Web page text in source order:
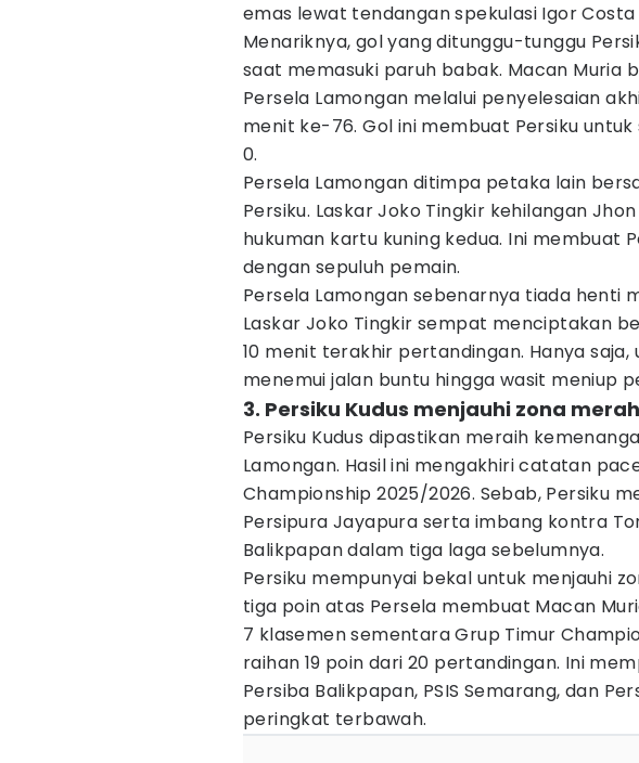
emas lewat tendangan spekulasi Igor
Menariknya, gol yang ditunggu-tunggu
saat memasuki paruh babak. Macan Muria
Persela Lamongan melalui penyelesaian
menit ke-76. Gol ini membuat Persiku
0.
Persela Lamongan ditimpa petaka lain
Persiku. Laskar Joko Tingkir kehilangan
hukuman kartu kuning kedua. Ini membuat
dengan sepuluh pemain.
Persela Lamongan sebenarnya tiada henti
Laskar Joko Tingkir sempat menciptakan
10 menit terakhir pertandingan. Hanya
menemui jalan buntu hingga wasit meniup
3. Persiku Kudus menjauhi zona
Persiku Kudus dipastikan meraih
Lamongan. Hasil ini mengakhiri catatan
Championship 2025/2026. Sebab, Persiku
Persipura Jayapura serta imbang kontra
Balikpapan dalam tiga laga sebelumnya.
Persiku mempunyai bekal untuk menjauhi
tiga poin atas Persela membuat Macan
7 klasemen sementara Grup Timur
raihan 19 poin dari 20 pertandingan. Ini
Persiba Balikpapan, PSIS Semarang, dan
peringkat terbawah.